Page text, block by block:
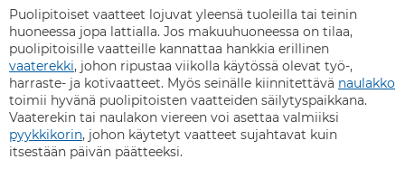
Puolipitoiset vaatteet lojuvat yleensä tuoleilla tai teinin
huoneessa jopa lattialla. Jos makuuhuoneessa on tilaa,
puolipitoisille vaatteille kannattaa hankkia erillinen
vaaterekki, johon ripustaa viikolla käytössä olevat työ-,
harraste- ja kotivaatteet. Myös seinälle kiinnitettävä naulakko
toimii hyvänä puolipitoisten vaatteiden säilytyspaikkana.
Vaaterekin tai naulakon viereen voi asettaa valmiiksi
pyykkikorin, johon käytetyt vaatteet sujahtavat kuin
itsestään päivän päätteeksi.